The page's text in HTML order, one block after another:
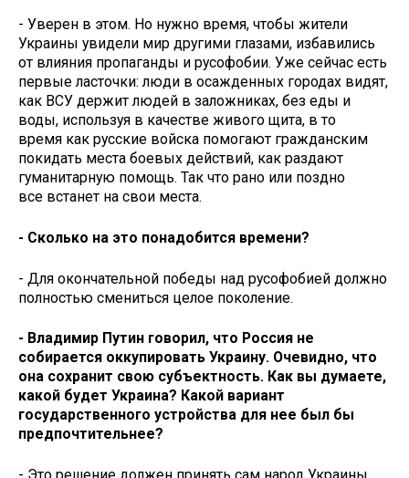
- Уверен в этом. Но нужно время, чтобы жители
Украины увидели мир другими глазами, избавились
от влияния пропаганды и русофобии. Уже сейчас есть
первые ласточки: люди в осажденных городах видят,
как ВСУ держит людей в заложниках, без еды и
воды, используя в качестве живого щита, в то
время как русские войска помогают гражданским
покидать места боевых действий, как раздают
гуманитарную помощь. Так что рано или поздно
все встанет на свои места.
- Сколько на это понадобится времени?
- Для окончательной победы над русофобией должно
полностью смениться целое поколение.
- Владимир Путин говорил, что Россия не
собирается оккупировать Украину. Очевидно, что
она сохранит свою субъектность. Как вы думаете,
какой будет Украина? Какой вариант
государственного устройства для нее был бы
предпочтительнее?